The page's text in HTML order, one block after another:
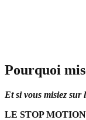
Pourquoi
Et si vous misiez sur
LE STOP